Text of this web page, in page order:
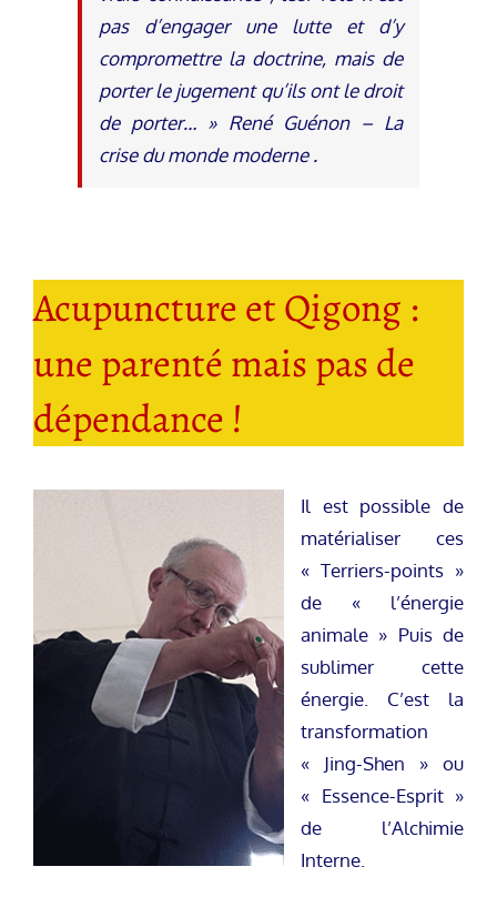
pas d’engager une lutte et d’y
compromettre la doctrine, mais de
porter le jugement qu’ils ont le droit
de porter… » René Guénon – La
crise du monde moderne .
Acupuncture et Qigong :
une parenté mais pas de
dépendance !
Il est possible de
matérialiser ces
« Terriers-points »
de « l’énergie
animale » Puis de
sublimer cette
énergie. C’est la
transformation
« Jing-Shen » ou
« Essence-Esprit »
de l’Alchimie
Interne.